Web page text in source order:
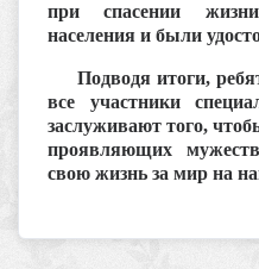
при спасении
населения и были
Подводя итоги,
все участники
заслуживают того,
проявляющих
свою жизнь за мир на